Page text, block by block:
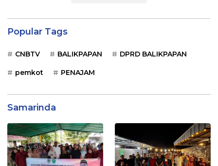
Popular Tags
CNBTV BALIKPAPAN DPRD BALIKPAPAN
pemkot PENAJAM
Samarinda